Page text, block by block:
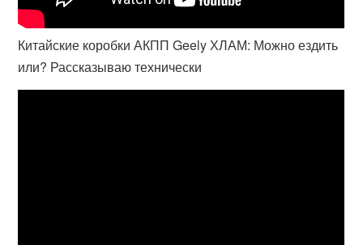
Китайские коробки АКПП Geely ХЛАМ: Можно ездить
или? Рассказываю технически